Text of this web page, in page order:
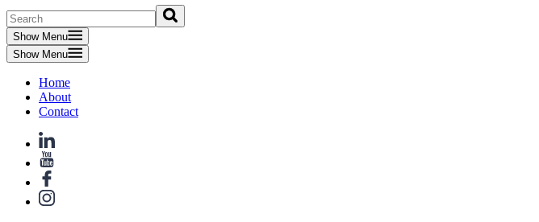
Show Menu
Show Menu
Home
About
Contact